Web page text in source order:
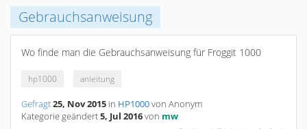
Gebrauchsanweisung
Wo finde man die Gebrauchsanweisung für Froggit 1000
hp1000 anleitung
Gefragt25, Nov 2015 in HP1000von Anonym
Kategorie geändert5, Jul 2016von mw